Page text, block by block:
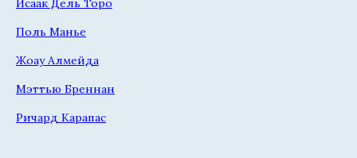
Исаак Дель Торо
Поль Манье
Жоау Алмейда
Мэттью Бреннан
Ричард Карапас